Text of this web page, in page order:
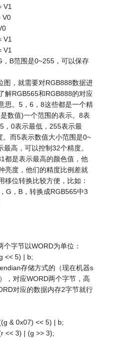
V1
V0
V1
V1
B范围是0~255，可以保存
图，就需要对RGB888数据进
解RGB565和RGB888的对应
思。5，6，8这些都是一个精
数值)一个范围的表示。8表
，0表示最低，255表示最
而5表示数值大小范围是0~
高，可以控制32个精度。
都是表示最高的颜色值，他
亮度，他们的精度比例差就
移位转换比较方便，比如：
G，B，转换成RGB565中3
字节以WORD为单位：
<< 5) | b;
存储方式的（现在机器s
，对应WORD两个字节，高
对应的数据内存2字节就行
& 0x07) << 5) | b;
<< 3) | (g >> 3);